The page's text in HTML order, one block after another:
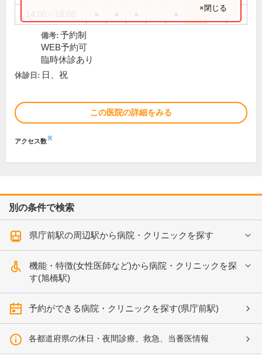
×閉じる
備考: 予約制
WEB予約可
臨時休診あり
休診日: 日、祝
この医院の詳細をみる
アクセス数※
別の条件で検索
県庁前駅の周辺駅から病院・クリニックを探す
機能・特徴(女性医師など)から病院・クリニックを探
す(旭橋駅)
予約ができる病院・クリニックを探す(県庁前駅)
各都道府県の休日・夜間診療、救急、当番医情報